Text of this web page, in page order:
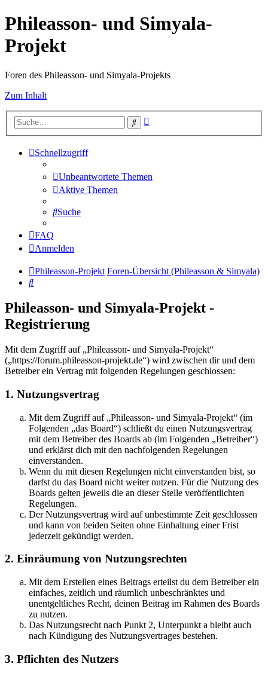
Phileasson- und Simyala-
Projekt
Foren des Phileasson- und Simyala-Projekts
Zum Inhalt
Suche
Schnellzugriff
Unbeantwortete Themen
Aktive Themen
Suche
FAQ
Anmelden
Phileasson-Projekt Foren-Übersicht (Phileasson & Simyala)
Suche
Phileasson- und Simyala-Projekt -
Registrierung
Mit dem Zugriff auf „Phileasson- und Simyala-Projekt“
(„https://forum.phileasson-projekt.de“) wird zwischen dir und dem
Betreiber ein Vertrag mit folgenden Regelungen geschlossen:
1. Nutzungsvertrag
Mit dem Zugriff auf „Phileasson- und Simyala-Projekt“ (im
Folgenden „das Board“) schließt du einen Nutzungsvertrag
mit dem Betreiber des Boards ab (im Folgenden „Betreiber“)
und erklärst dich mit den nachfolgenden Regelungen
einverstanden.
Wenn du mit diesen Regelungen nicht einverstanden bist, so
darfst du das Board nicht weiter nutzen. Für die Nutzung des
Boards gelten jeweils die an dieser Stelle veröffentlichten
Regelungen.
Der Nutzungsvertrag wird auf unbestimmte Zeit geschlossen
und kann von beiden Seiten ohne Einhaltung einer Frist
jederzeit gekündigt werden.
2. Einräumung von Nutzungsrechten
Mit dem Erstellen eines Beitrags erteilst du dem Betreiber ein
einfaches, zeitlich und räumlich unbeschränktes und
unentgeltliches Recht, deinen Beitrag im Rahmen des Boards
zu nutzen.
Das Nutzungsrecht nach Punkt 2, Unterpunkt a bleibt auch
nach Kündigung des Nutzungsvertrages bestehen.
3. Pflichten des Nutzers